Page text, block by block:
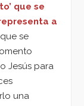
que se
a
se
Jesús para
una